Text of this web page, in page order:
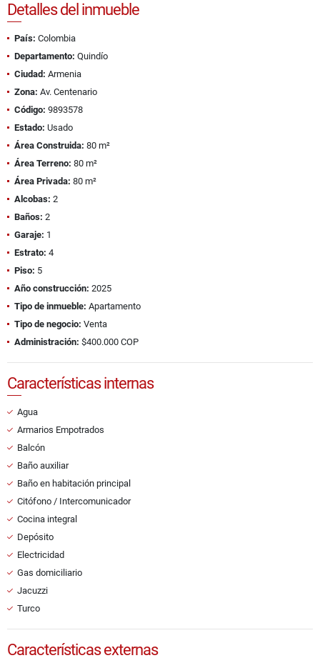
Detalles del inmueble
País: Colombia
Departamento: Quindío
Ciudad: Armenia
Zona: Av. Centenario
Código: 9893578
Estado: Usado
Área Construida: 80 m²
Área Terreno: 80 m²
Área Privada: 80 m²
Alcobas: 2
Baños: 2
Garaje: 1
Estrato: 4
Piso: 5
Año construcción: 2025
Tipo de inmueble: Apartamento
Tipo de negocio: Venta
Administración: $400.000 COP
Características internas
Agua
Armarios Empotrados
Balcón
Baño auxiliar
Baño en habitación principal
Citófono / Intercomunicador
Cocina integral
Depósito
Electricidad
Gas domiciliario
Jacuzzi
Turco
Características externas